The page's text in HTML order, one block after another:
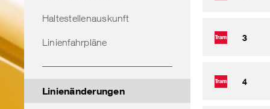
Haltestellenauskunft
Linienfahrpläne
Linienänderungen
3
4